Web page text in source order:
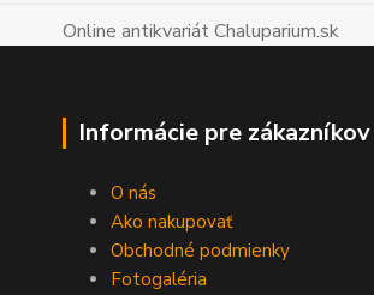
Online antikvariát Chaluparium.sk
Informácie pre zákazníkov
O nás
Ako nakupovať
Obchodné podmienky
Fotogaléria